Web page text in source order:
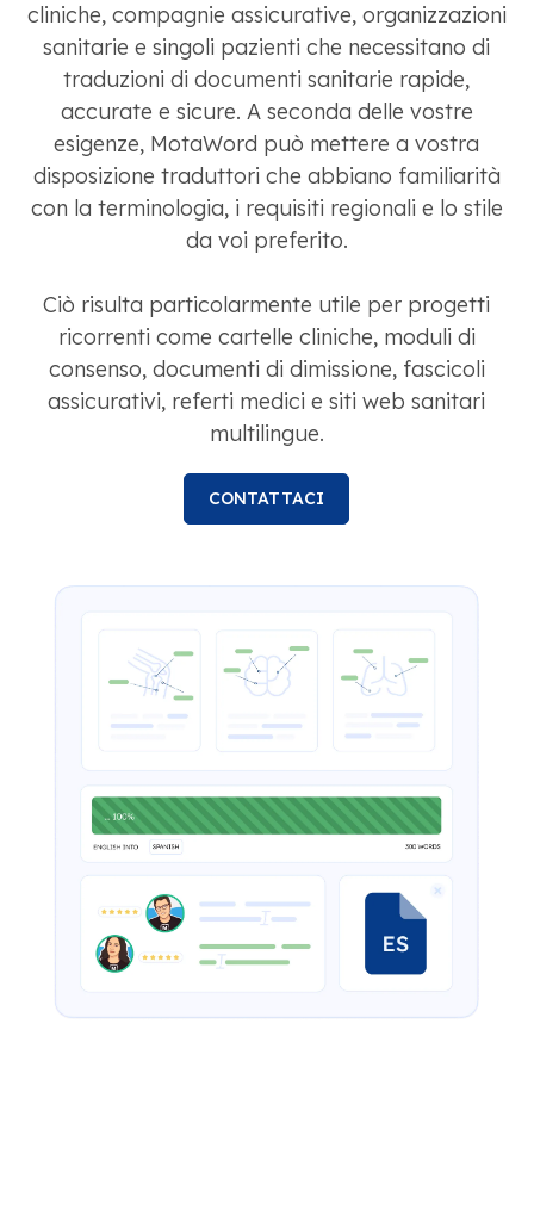
cliniche, compagnie assicurative, organizzazioni
sanitarie e singoli pazienti che necessitano di
traduzioni di documenti sanitarie rapide,
accurate e sicure. A seconda delle vostre
esigenze, MotaWord può mettere a vostra
disposizione traduttori che abbiano familiarità
con la terminologia, i requisiti regionali e lo stile
da voi preferito.
Ciò risulta particolarmente utile per progetti
ricorrenti come cartelle cliniche, moduli di
consenso, documenti di dimissione, fascicoli
assicurativi, referti medici e siti web sanitari
multilingue.
CONTATTACI